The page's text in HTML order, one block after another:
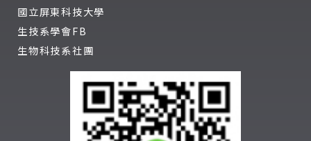
國立屏東科技大學
生技系學會FB
生物科技系社團